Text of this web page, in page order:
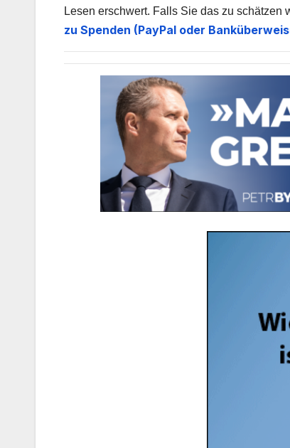
Lesen erschwert. Falls Sie das zu
zu Spenden (PayPal oder